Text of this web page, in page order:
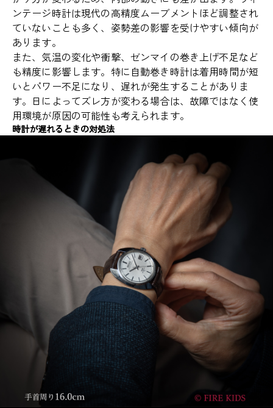
ンテージ時計は現代の高精度ムーブメントほど調整され
ていないことも多く、姿勢差の影響を受けやすい傾向が
あります。
また、気温の変化や衝撃、ゼンマイの巻き上げ不足など
も精度に影響します。特に自動巻き時計は着用時間が短
いとパワー不足になり、遅れが発生することがありま
す。日によってズレ方が変わる場合は、故障ではなく使
用環境が原因の可能性も考えられます。
時計が遅れるときの対処法